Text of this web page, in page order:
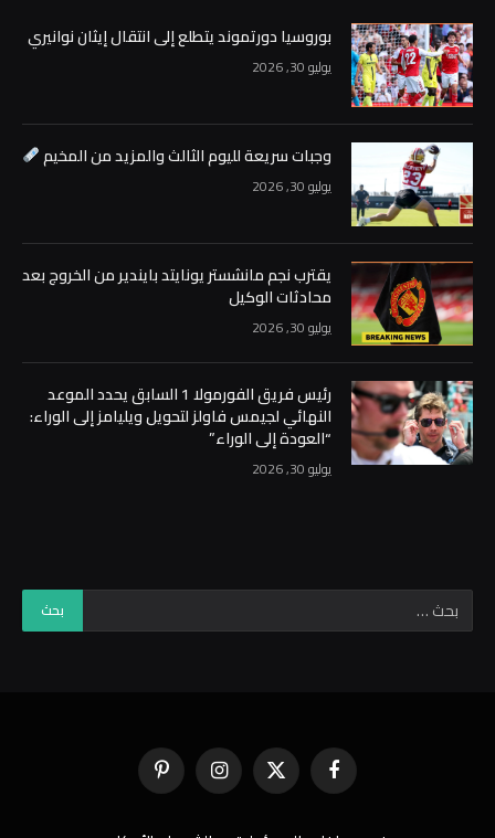
بوروسيا دورتموند يتطلع إلى انتقال إيثان نوانيري
يوليو 30, 2026
وجبات سريعة لليوم الثالث والمزيد من المخيم
يوليو 30, 2026
يقترب نجم مانشستر يونايتد بايندير من الخروج بعد
محادثات الوكيل
يوليو 30, 2026
رئيس فريق الفورمولا 1 السابق يحدد الموعد
النهائي لجيمس فاولز لتحويل ويليامز إلى الوراء:
“العودة إلى الوراء”
يوليو 30, 2026
فيسبوك X
(Twitter)
الانستغرامبينتيريست